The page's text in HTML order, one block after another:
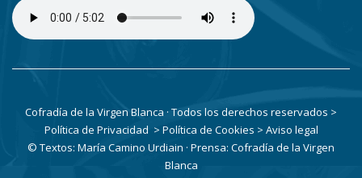
Cofradía de la Virgen Blanca · Todos los derechos reservados >
Política de Privacidad > Política de Cookies > Aviso legal
© Textos: María Camino Urdiain · Prensa: Cofradía de la Virgen
Blanca